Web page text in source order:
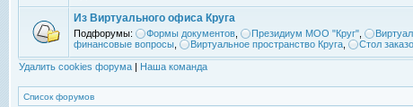
Из Виртуального офиса Круга
Подфорумы: Формы документов Президиум МОО "Круг"
финансовые вопросы
Виртуальное пространство Круга Стол
Удалить cookies форума | Наша команда
Список форумов